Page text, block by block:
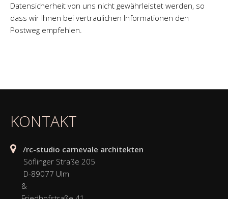
Datensicherheit von uns nicht gewährleistet werden, so
dass wir Ihnen bei vertraulichen Informationen den
Postweg empfehlen.
KONTAKT
/rc-studio carnevale architekten
Söflinger Straße 205
D-89077 Ulm
&